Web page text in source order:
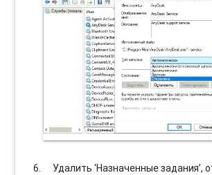
Удалить ‘Назначенные задания’,